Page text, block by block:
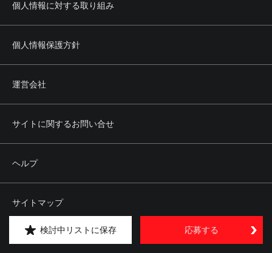
検討中リストに保存 応募する
個人情報に対する取り組み
個人情報保護方針
運営会社
サイトに関するお問い合せ
ヘルプ
サイトマップ